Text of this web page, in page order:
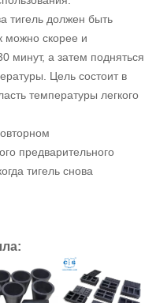
тигель должен быть
можно скорее и
минут, а затем подняться
Цель состоит в
температуры легкого
предварительного
тигель снова